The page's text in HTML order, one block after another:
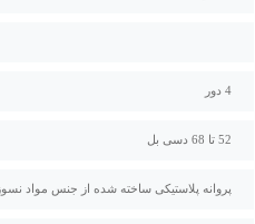
4 دور
52 تا 68 دسی بل
پروانه پلاستیکی ساخته شده از جنس مواد